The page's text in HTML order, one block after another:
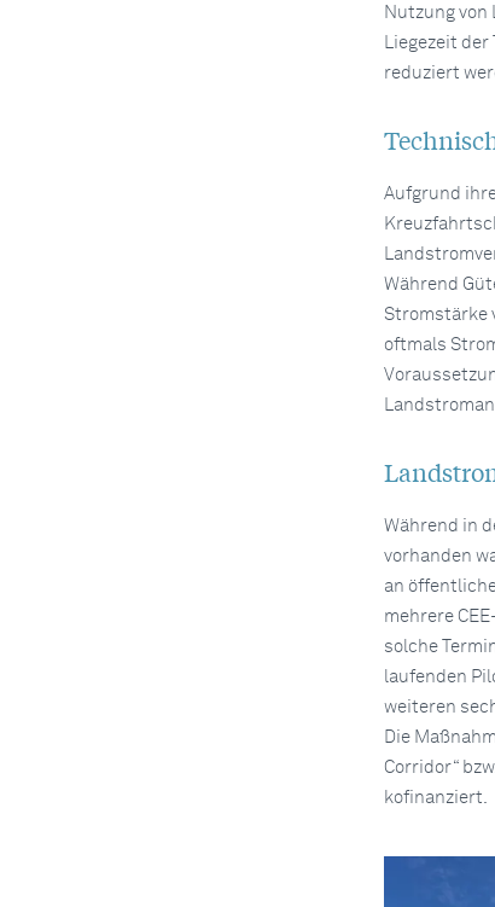
Nutzung von
Liegezeit
reduziert
Aufgrund
Während
Stromstärke
oftmals
Während in
vorhanden
an
mehrere
solche
laufenden
weiteren
Die
Corridor“
kofinanziert.